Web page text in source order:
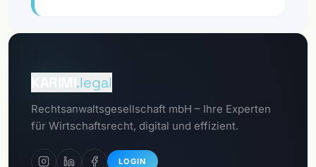
.legal
Rechtsanwaltsgesellschaft mbH – Ihre Experten
für Wirtschaftsrecht, digital und effizient.
LOGIN
Zum
Datenschutzportal